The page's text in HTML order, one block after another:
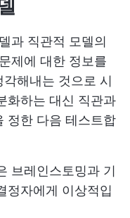
과 직관적 모델의
제에 대한 정보를
해내는 것으로 시
화하는 대신 직관과
정한 다음 테스트합
브레인스토밍과 기
정자에게 이상적입